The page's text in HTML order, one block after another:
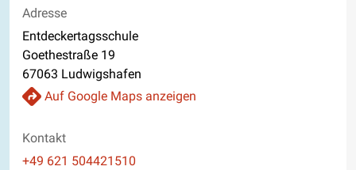
Adresse
Entdeckertagsschule
Goethestraße 19
67063 Ludwigshafen
Auf Google Maps anzeigen
Kontakt
Telefon
+49 621 504421510